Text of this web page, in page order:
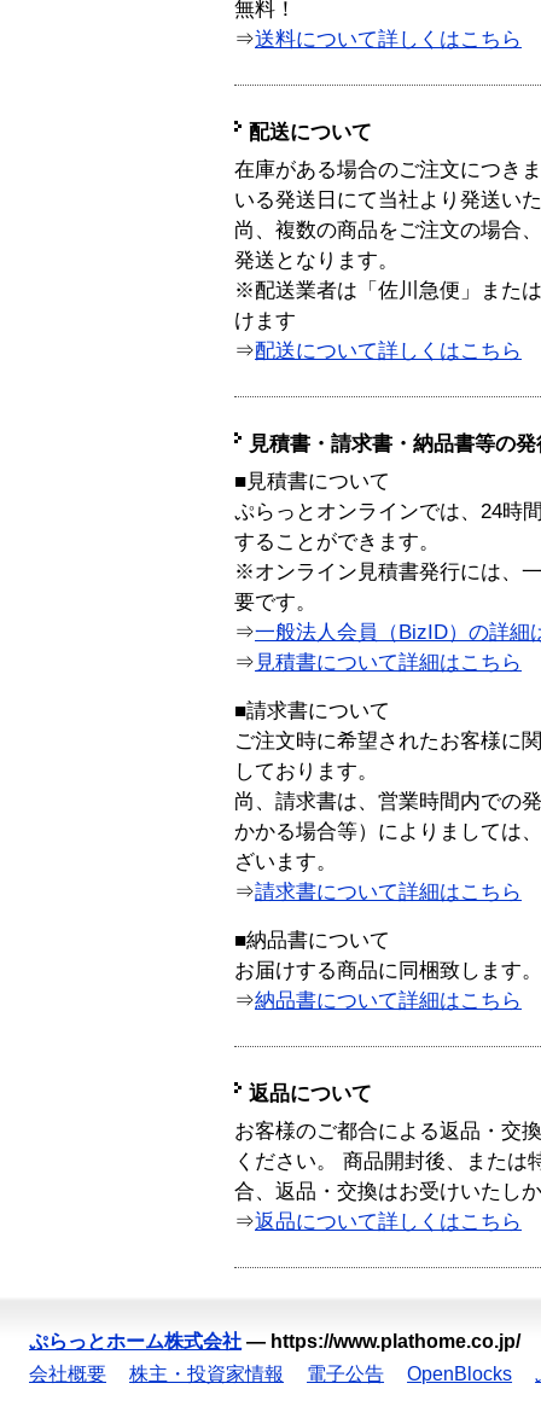
無料！
⇒送料について詳しくはこちら
配送について
在庫がある場合のご注文につき
いる発送日にて当社より発送い
尚、複数の商品をご注文の場合
発送となります。
※配送業者は「佐川急便」また
けます
⇒配送について詳しくはこちら
見積書・請求書・納品書等の
■見積書について
ぷらっとオンラインでは、24時
することができます。
※オンライン見積書発行には、
要です。
⇒一般法人会員（BizID）の詳細
⇒ 見積書について詳細はこちら
■請求書について
ご注文時に希望されたお客様に
しております。
尚、請求書は、営業時間内での
かかる場合等）によりましては
ざいます。
⇒請求書について詳細はこちら
■納品書について
お届けする商品に同梱致します。
⇒納品書について詳細はこちら
返品について
お客様のご都合による返品・交
ください。 商品開封後、または
合、返品・交換はお受けいたし
⇒返品について詳しくはこちら
ぷらっとホーム株式会社 — https://www.plathome.co.jp/
会社概要
株主・投資家情報 電子公告 OpenBlocks